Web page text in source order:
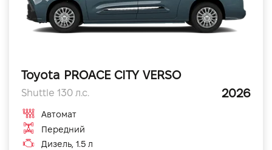
Toyota PROACE CITY VERSO
Shuttle 130 л.с. 2026
Автомат
Передний
Дизель, 1.5 л